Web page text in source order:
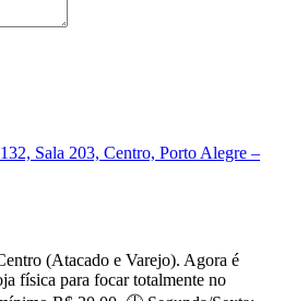
Sala 203, Centro, Porto Alegre –
(Atacado e Varejo). Agora é
física para focar totalmente no